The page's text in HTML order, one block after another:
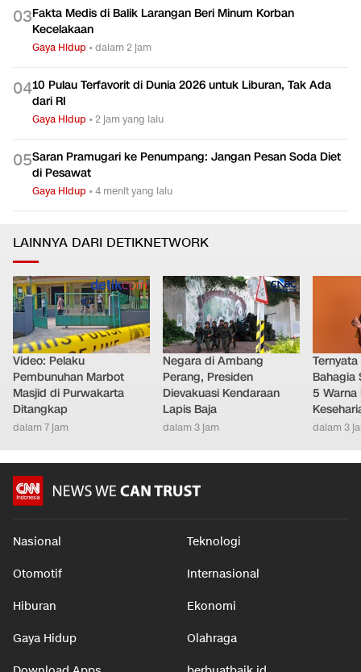
03Fakta Medis di Balik Larangan Beri Minum Korban
Kecelakaan
Gaya Hidup •dalam 2 jam
0410 Pulau Terfavorit di Dunia 2026 untuk Liburan, Tak Ada
dari RI
Gaya Hidup •2 jam yang lalu
05Saran Pramugari ke Penumpang: Jangan Pesan Soda Diet
di Pesawat
Gaya Hidup •4 menit yang lalu
LAINNYA DARI DETIKNETWORK
Video: Pelaku
Pembunuhan Marbot
Masjid di Purwakarta
Ditangkap
dalam 7 jam
Negara di Ambang
Perang, Presiden
Dievakuasi Kendaraan
Lapis Baja
dalam 3 jam
Bahagia
5
dalam 3
Nasional Teknologi
Otomotif Internasional
Hiburan Ekonomi
Gaya Hidup Olahraga